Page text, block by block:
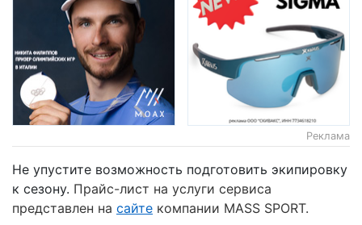
Реклама
Не упустите возможность подготовить экипировку
к сезону. Прайс-лист на услуги сервиса
представлен на сайте компании MASS SPORT.